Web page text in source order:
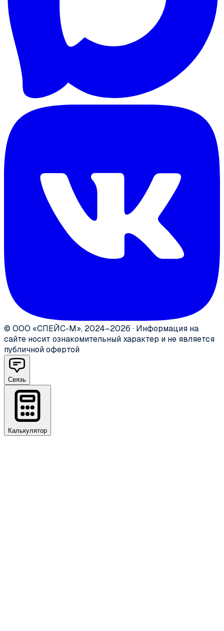
© ООО «СПЕЙС-М», 2024–2026 · Информация на
сайте носит ознакомительный характер и не является
публичной офертой
Связь
Калькулятор